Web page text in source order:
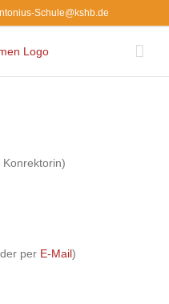
Schule@kshb.de
per E-Mail)